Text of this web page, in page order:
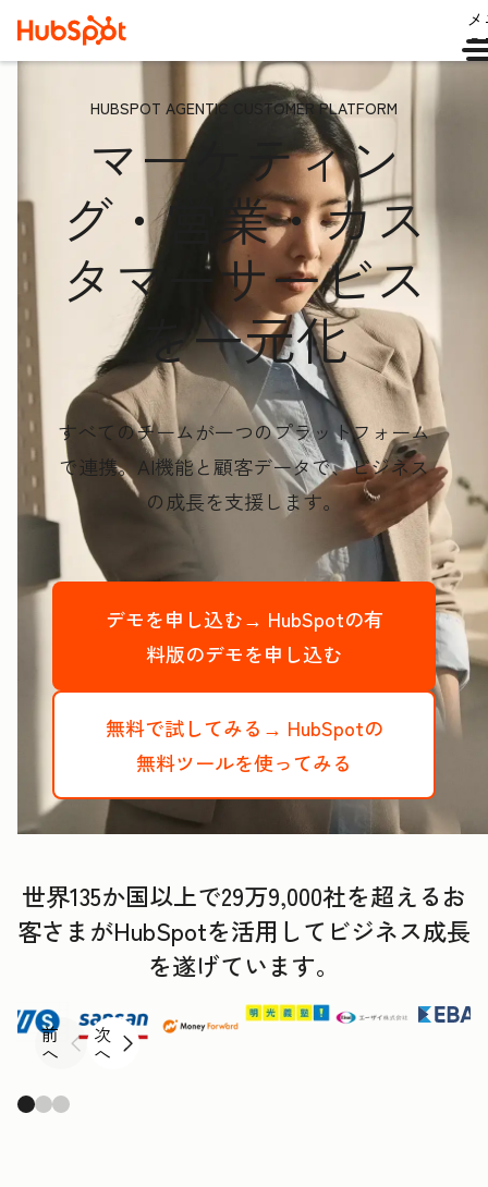
HUBSPOT AGENTIC CUSTOMER PLATFORM
マーケティン
グ・営業・カス
タマーサービス
を一元化
すべてのチームが一つのプラットフォーム
で連携。AI機能と顧客データで、ビジネス
の成長を支援します。
デモを申し込む→ HubSpotの有
料版のデモを申し込む
無料で試してみる→ HubSpotの
無料ツールを使ってみる
世界135か国以上で29万9,000社を超えるお
客さまがHubSpotを活用してビジネス成長
を遂げています。
前
へ
次
へ